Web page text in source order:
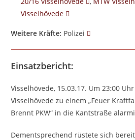
Visselhövede
Weitere Kräfte: Polizei
Einsatzbericht:
Visselhövede, 15.03.17. Um 23:00
Visselhövede zu einem „Feuer
Brennt PKW“ in die Kantstraße
Dementsprechend rüstete sich